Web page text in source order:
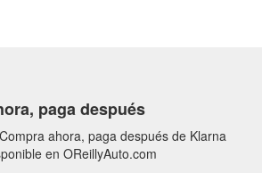
paga después
ahora, paga después de Klarna
en OReillyAuto.com